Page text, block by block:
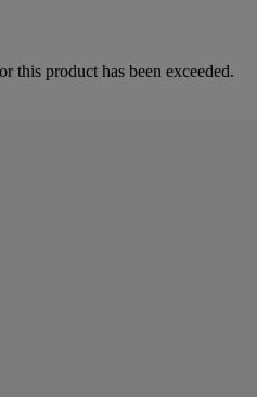
this product has been exceeded.